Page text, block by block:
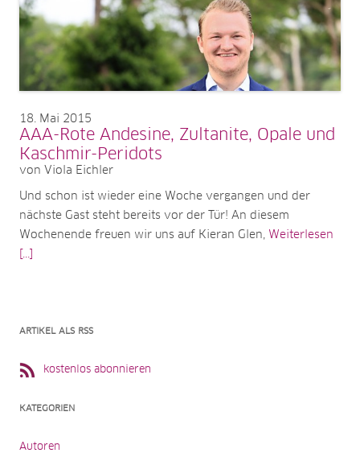
18 Mai 2015
AAA-Rote Andesine, Zultanite, Opale und
Kaschmir-Peridots
von Viola Eichler
Und schon ist wieder eine Woche vergangen und der
nächste Gast steht bereits vor der Tür! An diesem
Wochenende freuen wir uns auf Kieran Glen, Weiterlesen
ARTIKEL ALS RSS
kostenlos abonnieren
KATEGORIEN
Autoren